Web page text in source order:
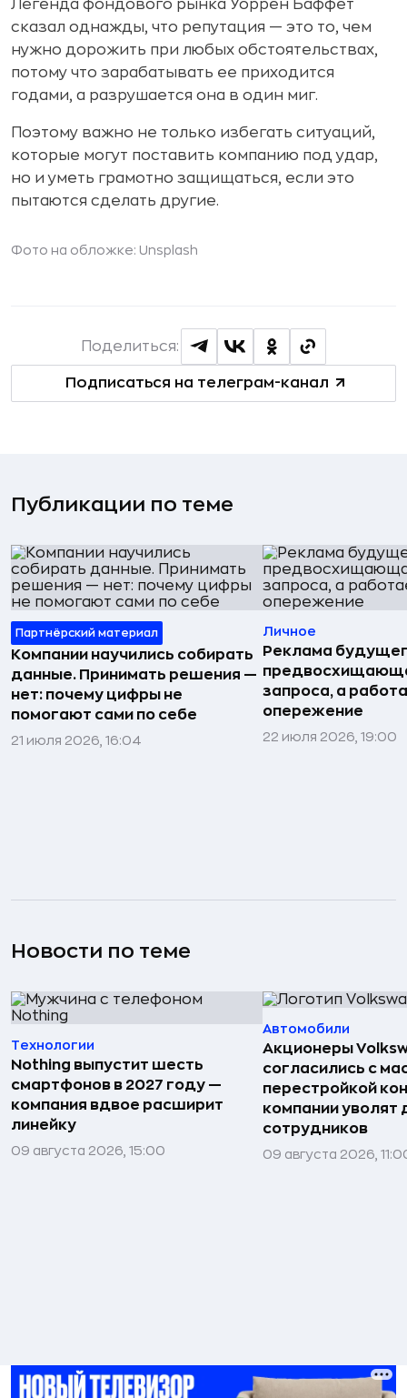
Легенда фондового рынка Уоррен Баффет
сказал однажды, что репутация — это то, чем
нужно дорожить при любых обстоятельствах,
потому что зарабатывать ее приходится
годами, а разрушается она в один миг.
Поэтому важно не только избегать ситуаций,
которые могут поставить компанию под удар,
но и уметь грамотно защищаться, если это
пытаются сделать другие.
Фото на обложке: Unsplash
Подписаться на телеграм-канал
Поделиться:
Публикации по теме
Партнёрский материал
Компании научились собирать
данные. Принимать решения —
нет: почему цифры не
помогают сами по себе
21 июля 2026, 16:04
Личное
Реклама
запроса, а
опережение
22 июля 2026, 19:00
Новости по теме
Технологии
Nothing выпустит шесть
смартфонов в 2027 году —
компания вдвое расширит
линейку
09 августа 2026, 15:00
Автомобили
Акционеры
согласились с
перестройкой
компании уволят
сотрудников
09 августа 2026,